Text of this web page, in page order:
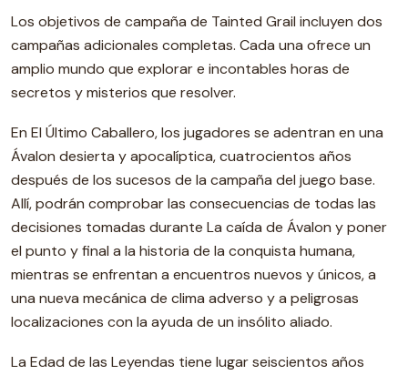
Los objetivos de campaña de Tainted Grail incluyen dos
campañas adicionales completas. Cada una ofrece un
amplio mundo que explorar e incontables horas de
secretos y misterios que resolver.
En El Último Caballero, los jugadores se adentran en una
Ávalon desierta y apocalíptica, cuatrocientos años
después de los sucesos de la campaña del juego base.
Allí, podrán comprobar las consecuencias de todas las
decisiones tomadas durante La caída de Ávalon y poner
el punto y final a la historia de la conquista humana,
mientras se enfrentan a encuentros nuevos y únicos, a
una nueva mecánica de clima adverso y a peligrosas
localizaciones con la ayuda de un insólito aliado.
La Edad de las Leyendas tiene lugar seiscientos años